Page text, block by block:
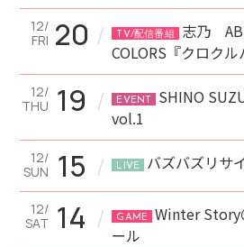
12/
FRI 20 / TV/配信番組
志乃
COLORS『クロクル
12/
THU 19 / EVENT
SHINO
vol.1
12/
SUN
15 / LIVE バズバズリサ
12/
SAT 14 / GAME
Winter Story
ール